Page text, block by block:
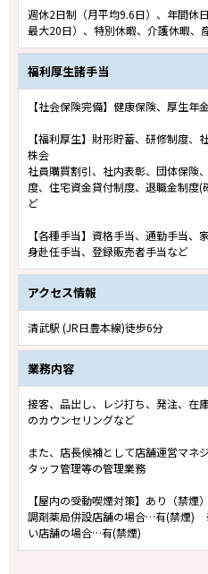
週休2日制（月平均9.6日）、年間休
最大20日）、特別休暇、介護休暇
福利厚生諸手当
【社会保険完備】健康保険、厚生年
【福利厚生】財形貯蓄、研修制度
株会
社員購買割引、社内表彰、団体保険
度、住宅資金貸付制度、退職金制度
ど
【各種手当】資格手当、通勤手当
身赴任手当、登録販売者手当など
アクセス情報
清武駅 (JR日豊本線)徒歩6分
業務内容
接客、品出し、レジ打ち、発注、在
のカウンセリングなど
また、店長候補として店舗運営マネ
タッフ管理等の管理業務
【屋内の受動喫煙対策】あり（禁煙）
調剤薬局併設店舗の場合…有(禁煙)
い店舗の場合…有(禁煙)